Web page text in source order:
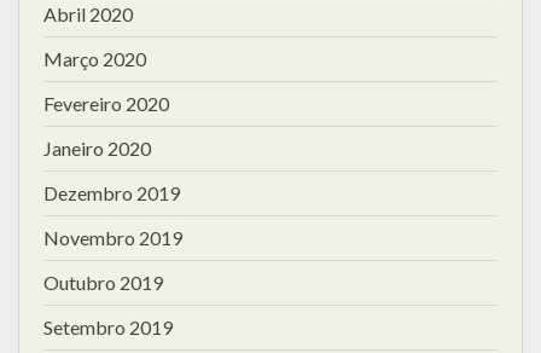
Abril 2020
Março 2020
Fevereiro 2020
Janeiro 2020
Dezembro 2019
Novembro 2019
Outubro 2019
Setembro 2019